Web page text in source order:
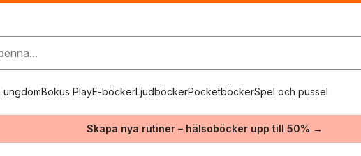
ungdomBokus PlayE-böckerLjudböckerPocketböckerSpel och pussel
Skapa nya rutiner – hälsoböcker upp till 50% →